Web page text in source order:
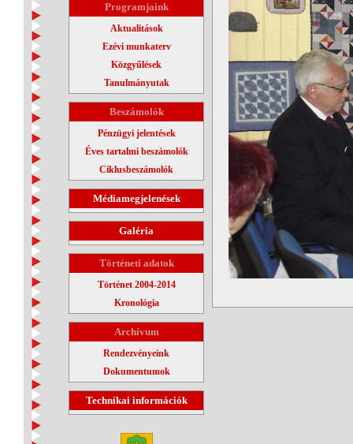
Programjaink
Aktualitások
Ezévi munkaterv
Közgyűlések
Tanulmányutak
Beszámolók
Pénzügyi jelentések
Éves tartalmi beszámolók
Ciklusbeszámolók
Médiamegjelenések
Galéria
Történeti adatok
Történet 2004-2014
Kronológia
Archívum
Rendezvényeink
Dokumentumok
Technikai információk